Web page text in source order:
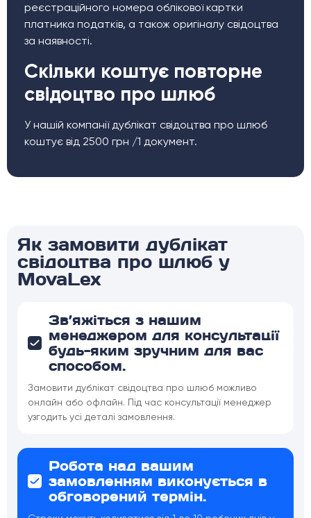
реєстраційного номера облікової картки
платника податків, а також оригіналу свідоцтва
за наявності.
Скільки коштує повторне
свідоцтво про шлюб
У нашій компанії дублікат свідоцтва про шлюб
коштує від 2500 грн /1 документ.
Як замовити дублікат
свідоцтва про шлюб у
MovaLex
Зв’яжіться з нашим
менеджером для консультації
будь-яким зручним для вас
способом.
Замовити дублікат свідоцтва про шлюб можливо
онлайн або офлайн. Під час консультації менеджер
узгодить усі деталі замовлення.
Робота над вашим
замовленням виконується в
обговорений термін.